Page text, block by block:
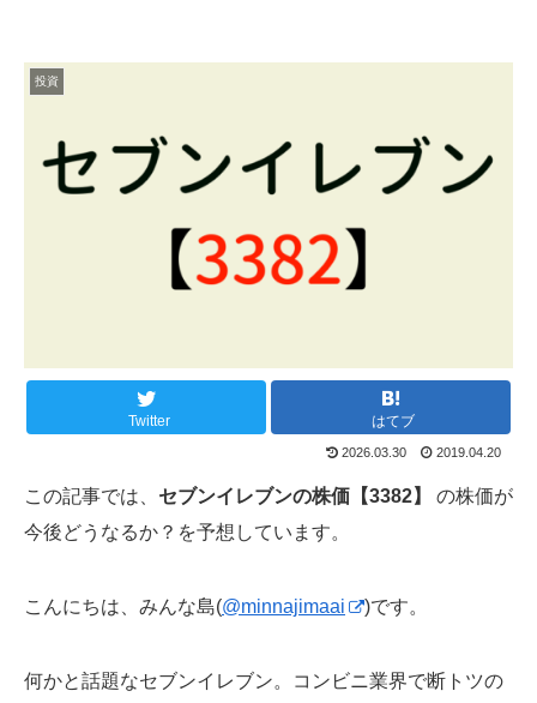
投資
Twitter はてブ
2026.03.30 2019.04.20
この記事では、 セブンイレブンの株価【3382】
の株価が
今後どうなるか？を予想しています。
こんにちは、みんな島(@minnajimaai )です。
何かと話題なセブンイレブン。コンビニ業界で断トツの